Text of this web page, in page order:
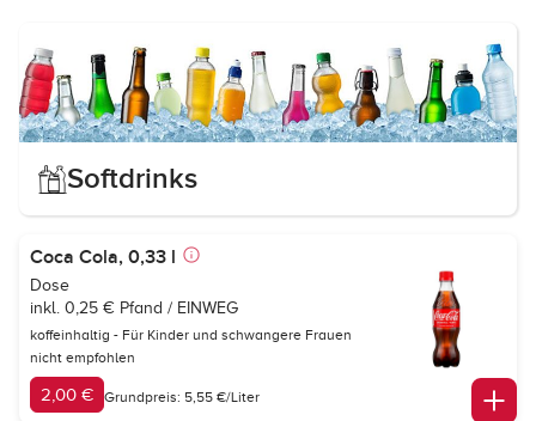
Softdrinks
Coca Cola, 0,33 l
Dose
inkl. 0,25 € Pfand / EINWEG
koffeinhaltig - Für Kinder und schwangere Frauen
nicht empfohlen
2,00 € Grundpreis: 5,55 €/Liter